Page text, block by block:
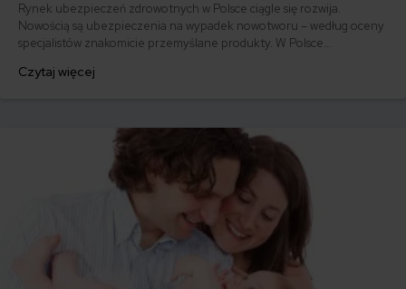
Rynek ubezpieczeń zdrowotnych w Polsce ciągle się rozwija.
Nowością są ubezpieczenia na wypadek nowotworu – według oceny
specjalistów znakomicie przemyślane produkty. W Polsce
piersi i szyjki macicy. Częściej chorują kobiety niż mężczyźni. Czy
Czytaj więcej